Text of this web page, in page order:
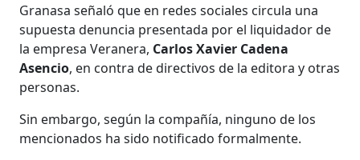
Granasa señaló que en redes sociales circula una
supuesta denuncia presentada por el liquidador de
la empresa Veranera, Carlos Xavier Cadena
Asencio, en contra de directivos de la editora y otras
personas.
Sin embargo, según la compañía, ninguno de los
mencionados ha sido notificado formalmente.